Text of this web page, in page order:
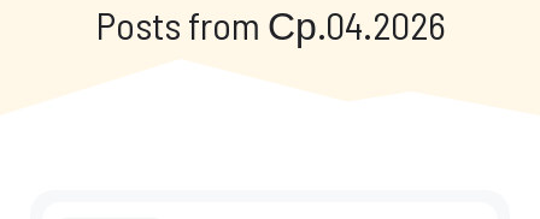
Posts from Ср.04.2026